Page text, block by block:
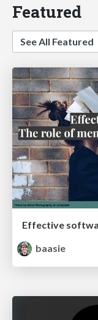
Featured
See All Featured
baasie